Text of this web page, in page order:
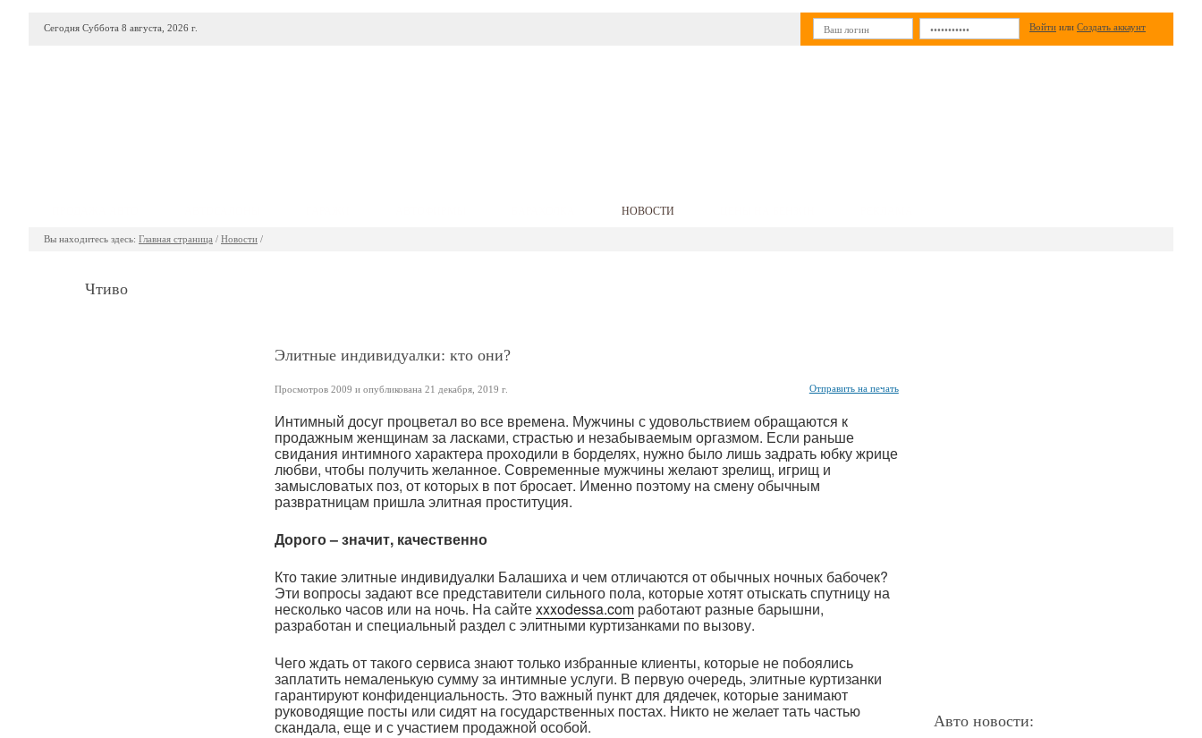
Сегодня Суббота 8 августа, 2026 г. Войти или Создать аккаунт
НОВОСТИ
Вы находитесь здесь: Главная страница / Новости /
Чтиво
Элитные индивидуалки: кто они?
Просмотров 2009 и опубликована 21 декабря, 2019 г. Отправить на печать
Интимный досуг процветал во все времена. Мужчины с удовольствием обращаются к
продажным женщинам за ласками, страстью и незабываемым оргазмом. Если раньше
свидания интимного характера проходили в борделях, нужно было лишь задрать юбку жрице
любви, чтобы получить желанное. Современные мужчины желают зрелищ, игрищ и
замысловатых поз, от которых в пот бросает. Именно поэтому на смену обычным
развратницам пришла элитная проституция.
Дорого – значит, качественно
Кто такие элитные индивидуалки Балашиха и чем отличаются от обычных ночных бабочек?
Эти вопросы задают все представители сильного пола, которые хотят отыскать спутницу на
несколько часов или на ночь. На сайтеxxxodessa.com работают разные барышни,
разработан и специальный раздел с элитными куртизанками по вызову.
Чего ждать от такого сервиса знают только избранные клиенты, которые не побоялись
заплатить немаленькую сумму за интимные услуги. В первую очередь, элитные куртизанки
гарантируют конфиденциальность. Это важный пункт для дядечек, которые занимают
руководящие посты или сидят на государственных постах. Никто не желает тать частью
скандала, еще и с участием продажной особой.
Авто новости: